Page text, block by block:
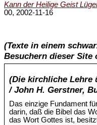
Kann der Heilige Geist
00, 2002-11-16
(Texte in einem
Besuchern dieser Site
(Die kirchliche Lehre
/ John H. Gerstner,
Das einzige Fundament
darin, daß die Bibel das
das Wort Gottes ist,